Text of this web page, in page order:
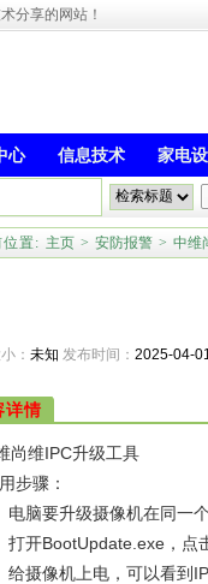
分享的网站！
心 信息技术 家电
位置: 主页 > 安防报警 > 中维
： 未知 发布时间： 2025-04-
详情
尚维IPC升级工具
步骤：
电脑要升级摄像机在同一
打开BootUpdate.exe，点
给摄像机上电，可以看到